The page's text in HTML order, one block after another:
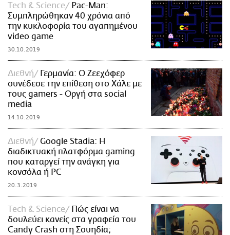
Τech & Science
Pac-Man:
Συμπληρώθηκαν 40 χρόνια από
την κυκλοφορία του αγαπημένου
video game
30.10.2019
Διεθνή
Γερμανία: Ο Ζεεχόφερ
συνέδεσε την επίθεση στο Χάλε με
τους gamers - Οργή στα social
media
14.10.2019
Διεθνή
Google Stadia: H
διαδικτυακή πλατφόρμα gaming
που καταργεί την ανάγκη για
κονσόλα ή PC
20.3.2019
Τech & Science
Πώς είναι να
δουλεύει κανείς στα γραφεία του
Candy Crash στη Σουηδία;